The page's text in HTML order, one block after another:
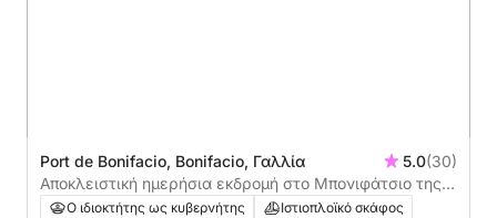
Port de Bonifacio, Bonifacio, Γαλλία 5.0(30)
Αποκλειστική ημερήσια εκδρομή στο Μπονιφάτσιο της
Κορσικής
Ο ιδιοκτήτης ως κυβερνήτης
Ιστιοπλοϊκό σκάφος